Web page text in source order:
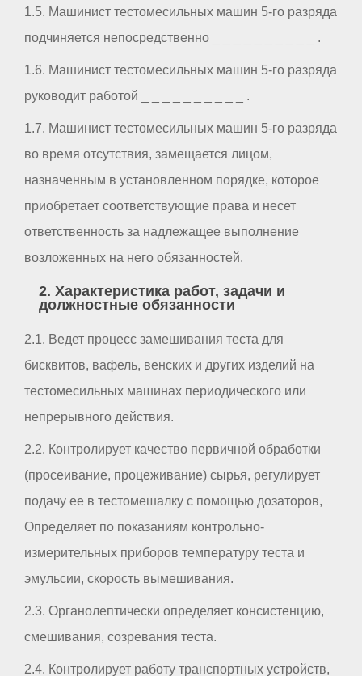
1.5. Машинист тестомесильных машин 5-го разряда
подчиняется непосредственно _ _ _ _ _ _ _ _ _ _ .
1.6. Машинист тестомесильных машин 5-го разряда
руководит работой _ _ _ _ _ _ _ _ _ _ .
1.7. Машинист тестомесильных машин 5-го разряда
во время отсутствия, замещается лицом,
назначенным в установленном порядке, которое
приобретает соответствующие права и несет
ответственность за надлежащее выполнение
возложенных на него обязанностей.
2. Характеристика работ, задачи и
должностные обязанности
2.1. Ведет процесс замешивания теста для
бисквитов, вафель, венских и других изделий на
тестомесильных машинах периодического или
непрерывного действия.
2.2. Контролирует качество первичной обработки
(просеивание, процеживание) сырья, регулирует
подачу ее в тестомешалку с помощью дозаторов,
Определяет по показаниям контрольно-
измерительных приборов температуру теста и
эмульсии, скорость вымешивания.
2.3. Органолептически определяет консистенцию,
смешивания, созревания теста.
2.4. Контролирует работу транспортных устройств,